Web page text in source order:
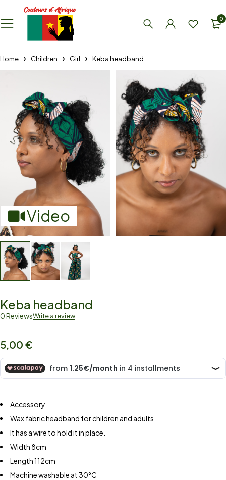
0
Home Children Girl Keba headband
Video
Keba headband
0 ReviewsWrite a review
5,00 €
Accessory
Wax fabric headband for children and adults
It has a wire to hold it in place.
Width 8cm
Length 112cm
Machine washable at 30°C